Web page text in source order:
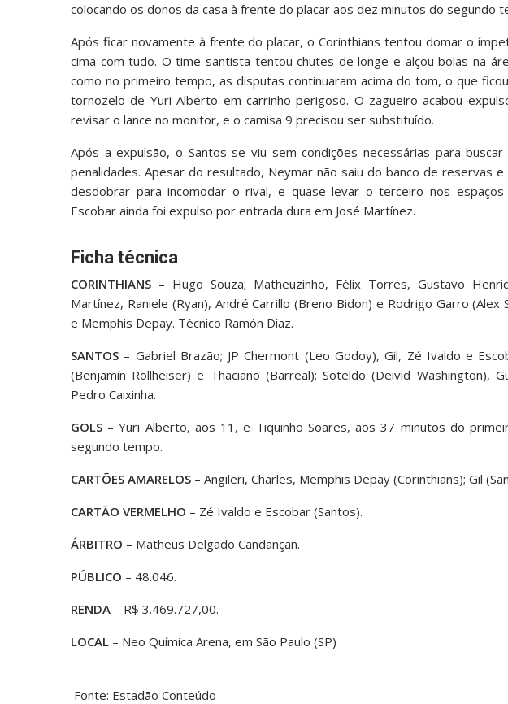
colocando os donos da casa à frente do placar aos dez minutos do segundo
Após ficar novamente à frente do placar, o Corinthians tentou domar o
cima com tudo. O time santista tentou chutes de longe e alçou bolas na
como no primeiro tempo, as disputas continuaram acima do tom, o que
tornozelo de Yuri Alberto em carrinho perigoso. O zagueiro acabou
revisar o lance no monitor, e o camisa 9 precisou ser substituído.
Após a expulsão, o Santos se viu sem condições necessárias para
penalidades. Apesar do resultado, Neymar não saiu do banco de reservas
desdobrar para incomodar o rival, e quase levar o terceiro nos
Escobar ainda foi expulso por entrada dura em José Martínez.
Ficha técnica
CORINTHIANS – Hugo Souza; Matheuzinho, Félix Torres, Gustavo
Martínez, Raniele (Ryan), André Carrillo (Breno Bidon) e Rodrigo Garro (Alex
e Memphis Depay. Técnico Ramón Díaz.
SANTOS – Gabriel Brazão; JP Chermont (Leo Godoy), Gil, Zé Ivaldo e
(Benjamín Rollheiser) e Thaciano (Barreal); Soteldo (Deivid Washington),
Pedro Caixinha.
GOLS – Yuri Alberto, aos 11, e Tiquinho Soares, aos 37 minutos do
segundo tempo.
CARTÕES AMARELOS – Angileri, Charles, Memphis Depay (Corinthians); Gil
CARTÃO VERMELHO – Zé Ivaldo e Escobar (Santos).
ÁRBITRO – Matheus Delgado Candançan.
PÚBLICO – 48.046.
RENDA – R$ 3.469.727,00.
LOCAL – Neo Química Arena, em São Paulo (SP)
Fonte: Estadão Conteúdo